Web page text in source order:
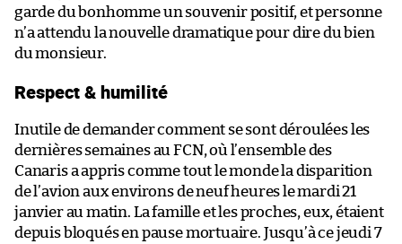
garde du bonhomme un souvenir positif, et personne
n’a attendu la nouvelle dramatique pour dire du bien
du monsieur.
Respect & humilité
Inutile de demander comment se sont déroulées les
dernières semaines au FCN, où l’ensemble des
Canaris a appris comme tout le monde la disparition
de l’avion aux environs de neuf heures le mardi 21
janvier au matin. La famille et les proches, eux, étaient
depuis bloqués en pause mortuaire. Jusqu’à ce jeudi 7